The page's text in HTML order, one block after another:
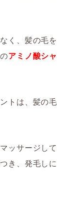
く、髪の毛を
アミノ酸シャ
トは、髪の毛
ッサージして
き、発毛しに